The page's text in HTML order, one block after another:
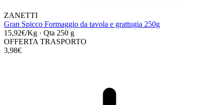
ZANETTI
Gran Spicco Formaggio da tavola e grattugia 250g
15,92€/Kg · Qta 250 g
OFFERTA TRASPORTO
3,98€